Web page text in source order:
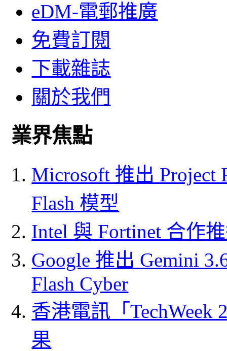
eDM-電郵推廣
免費訂閱
下載雜誌
關於我們
業界焦點
Microsoft 推出 Project
Flash 模型
Intel 與 Fortinet 合作
Google 推出 Gemini
Flash Cyber
香港電訊「
果